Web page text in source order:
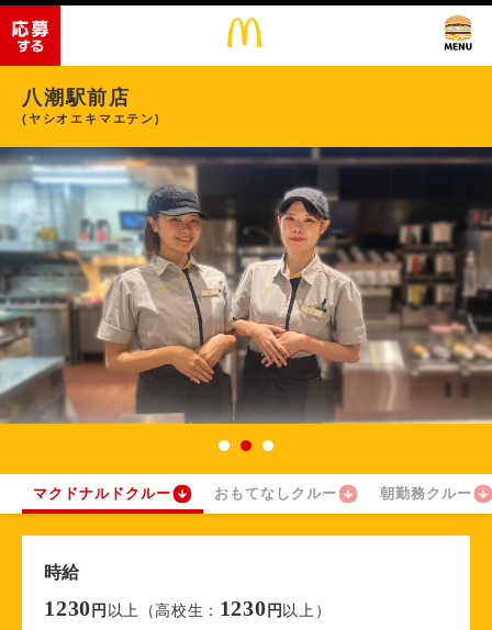
八潮駅前店
(ヤシオエキマエテン)
マクドナルドクルー おもてなしクルー 朝勤務クルー
時給
1230 円 以上（高校生： 1230 円 以上）